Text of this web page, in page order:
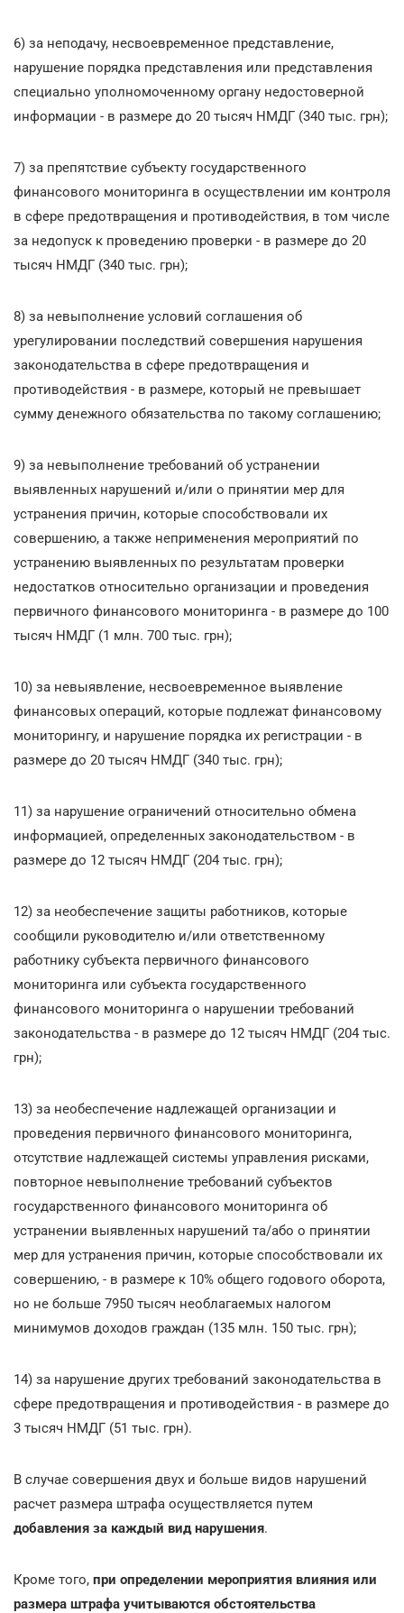
6) за неподачу, несвоевременное представление,
нарушение порядка представления или представления
специально уполномоченному органу недостоверной
информации - в размере до 20 тысяч НМДГ (340 тыс. грн);
7) за препятствие субъекту государственного
финансового мониторинга в осуществлении им контроля
в сфере предотвращения и противодействия, в том числе
за недопуск к проведению проверки - в размере до 20
тысяч НМДГ (340 тыс. грн);
8) за невыполнение условий соглашения об
урегулировании последствий совершения нарушения
законодательства в сфере предотвращения и
противодействия - в размере, который не превышает
сумму денежного обязательства по такому соглашению;
9) за невыполнение требований об устранении
выявленных нарушений и/или о принятии мер для
устранения причин, которые способствовали их
совершению, а также неприменения мероприятий по
устранению выявленных по результатам проверки
недостатков относительно организации и проведения
первичного финансового мониторинга - в размере до 100
тысяч НМДГ (1 млн. 700 тыс. грн);
10) за невыявление, несвоевременное выявление
финансовых операций, которые подлежат финансовому
мониторингу, и нарушение порядка их регистрации - в
размере до 20 тысяч НМДГ (340 тыс. грн);
11) за нарушение ограничений относительно обмена
информацией, определенных законодательством - в
размере до 12 тысяч НМДГ (204 тыс. грн);
12) за необеспечение защиты работников, которые
сообщили руководителю и/или ответственному
работнику субъекта первичного финансового
мониторинга или субъекта государственного
финансового мониторинга о нарушении требований
законодательства - в размере до 12 тысяч НМДГ (204 тыс.
грн);
13) за необеспечение надлежащей организации и
проведения первичного финансового мониторинга,
отсутствие надлежащей системы управления рисками,
повторное невыполнение требований субъектов
государственного финансового мониторинга об
устранении выявленных нарушений та/або о принятии
мер для устранения причин, которые способствовали их
совершению, - в размере к 10% общего годового оборота,
но не больше 7950 тысяч необлагаемых налогом
минимумов доходов граждан (135 млн. 150 тыс. грн);
14) за нарушение других требований законодательства в
сфере предотвращения и противодействия - в размере до
3 тысяч НМДГ (51 тыс. грн).
В случае совершения двух и больше видов нарушений
расчет размера штрафа осуществляется путем
добавления за каждый вид нарушения.
Кроме того, при определении мероприятия влияния или
размера штрафа учитываются обстоятельства